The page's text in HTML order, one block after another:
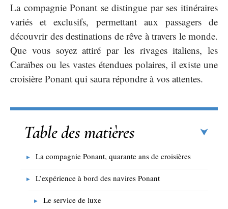
La compagnie Ponant se distingue par ses itinéraires
variés et exclusifs, permettant aux passagers de
découvrir des destinations de rêve à travers le monde.
Que vous soyez attiré par les rivages italiens, les
Caraïbes ou les vastes étendues polaires, il existe une
croisière Ponant qui saura répondre à vos attentes.
Table des matières
La compagnie Ponant, quarante ans de croisières
L’expérience à bord des navires Ponant
Le service de luxe